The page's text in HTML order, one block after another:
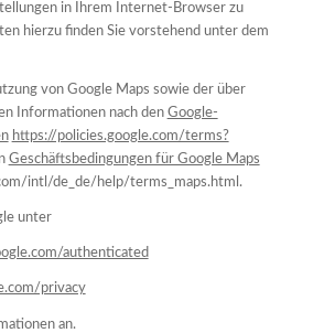
in Ihrem Internet-Browser zu
hierzu finden Sie vorstehend unter dem
von Google Maps sowie der über
Informationen nach den Google-
https://policies.google.com/terms?
Geschäftsbedingungen für Google Maps
intl/de_de/help/terms_maps.html.
unter
authenticated
privacy
an.